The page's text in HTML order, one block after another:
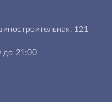
121
до 21:00